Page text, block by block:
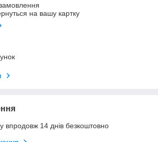
на вашу картку
впродовж 14 днів безкоштовно